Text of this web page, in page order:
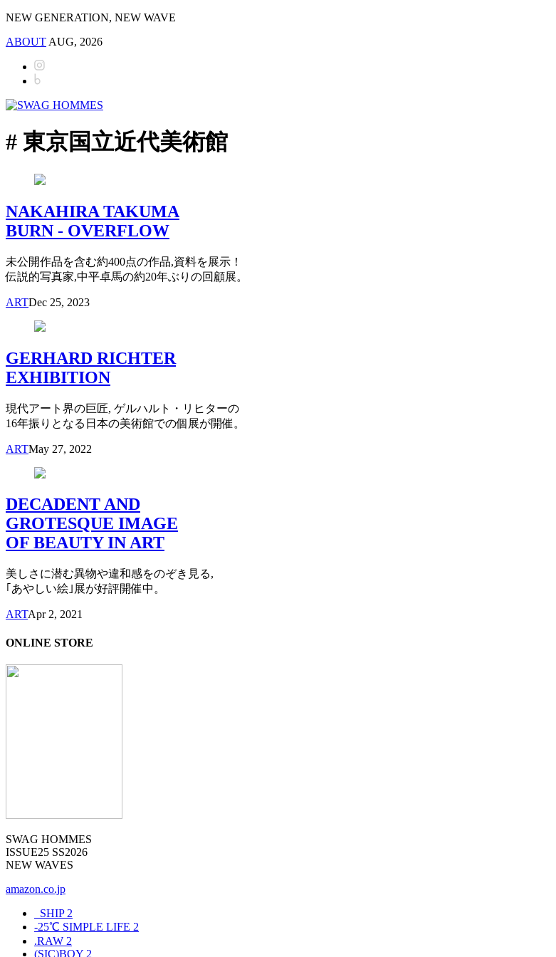
NEW GENERATION, NEW WAVE
ABOUT AUG, 2026
# 東京国立近代美術館
NAKAHIRA TAKUMA
BURN - OVERFLOW
未公開作品を含む約400点の作品,資料を展示！
伝説的写真家,中平卓馬の約20年ぶりの回顧展。
ARTDec 25, 2023
GERHARD RICHTER
EXHIBITION
現代アート界の巨匠, ゲルハルト・リヒターの
16年振りとなる日本の美術館での個展が開催。
ARTMay 27, 2022
DECADENT AND
GROTESQUE IMAGE
OF BEAUTY IN ART
美しさに潜む異物や違和感をのぞき見る,
｢あやしい絵｣展が好評開催中。
ARTApr 2, 2021
ONLINE STORE
SWAG HOMMES
ISSUE25 SS2026
NEW WAVES
amazon.co.jp
_SHIP 2
-25℃ SIMPLE LIFE 2
.RAW 2
(SIC)BOY 2